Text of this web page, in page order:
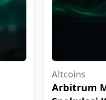
Altcoins
Arbitrum